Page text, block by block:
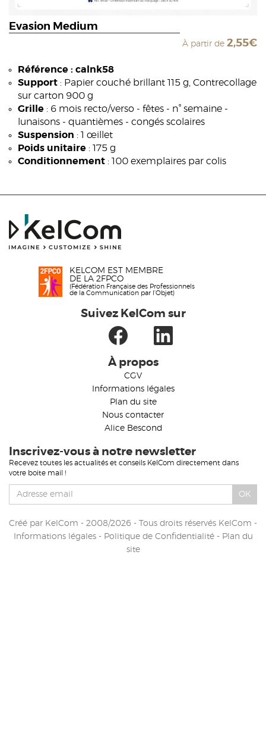
Evasion Medium
À partir de 2,55€
Référence : calnk58
Support : Papier couché brillant 115 g, Contrecollage
sur carton 900 g
Grille : 6 mois recto/verso - fêtes - n° semaine -
lunaisons - quantièmes - congés scolaires
Suspension : 1 œillet
Poids unitaire : 175 g
Conditionnement : 100 exemplaires par colis
KELCOM EST MEMBRE
DE LA 2FPCO
(Fédération Française des Professionnels
de la Communication par l'Objet)
Suivez KelCom sur
À propos
CGV
Informations légales
Plan du site
Nous contacter
Alice Bescond
Inscrivez-vous à notre newsletter
Recevez toutes les actualités et conseils KelCom directement dans
votre boite mail !
OK
Créé par KelCom - 2008/2026 - Tous droits réservés KelCom -
Informations légales- Politique de Confidentialité- Plan du
site